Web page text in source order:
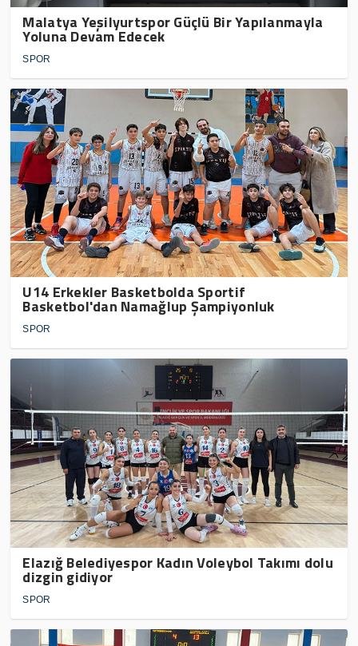
Malatya Yeşilyurtspor Güçlü Bir Yapılanmayla
Yoluna Devam Edecek
SPOR
U14 Erkekler Basketbolda Sportif
Basketbol'dan Namağlup Şampiyonluk
SPOR
Elazığ Belediyespor Kadın Voleybol Takımı dolu
dizgin gidiyor
SPOR